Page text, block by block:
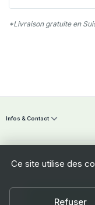
*Livraison gratuite en
Infos & Contact
Swiss-Green
Ce site utilise des
Refuser